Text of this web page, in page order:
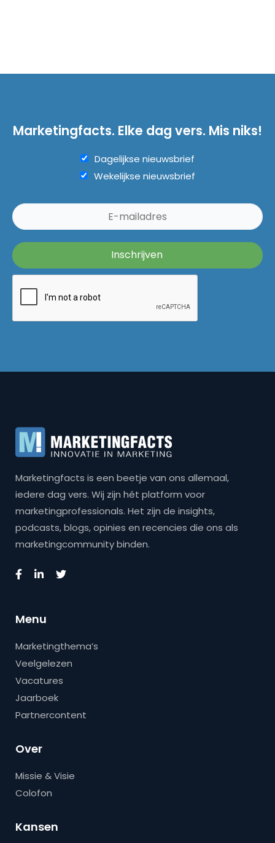
Marketingfacts. Elke dag vers. Mis niks!
Dagelijkse nieuwsbrief
Wekelijkse nieuwsbrief
Marketingfacts is een beetje van ons allemaal,
iedere dag vers. Wij zijn hét platform voor
marketingprofessionals. Het zijn de insights,
podcasts, blogs, opinies en recencies die ons als
marketingcommunity binden.
Menu
Marketingthema’s
Veelgelezen
Vacatures
Jaarboek
Partnercontent
Over
Missie & Visie
Colofon
Kansen